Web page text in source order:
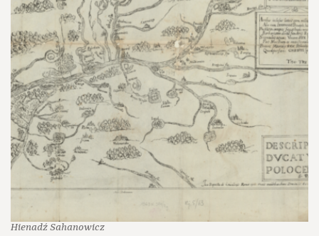
Hienadź Sahanowicz